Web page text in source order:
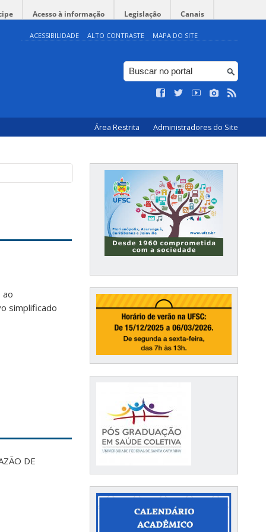
Acesso à informação Legislação Canais
ACESSIBILIDADE ALTO CONTRASTE MAPA DO SITE
Área Restrita Administradores do Site
simplificado
DE